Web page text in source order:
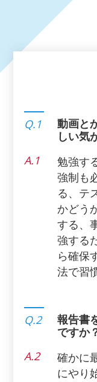
Q.1
動画と
しい気
A.1
勉強す
強制も
る、テ
かどう
する、
強する
ら確保
法で習
Q.2
報告書
ですか
A.2
確かに
にやり